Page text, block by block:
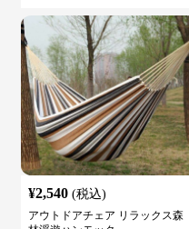
¥2,540 (税込)
アウトドアチェア リラックス森